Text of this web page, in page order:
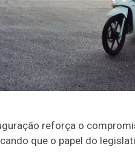
reforça o
que o papel do